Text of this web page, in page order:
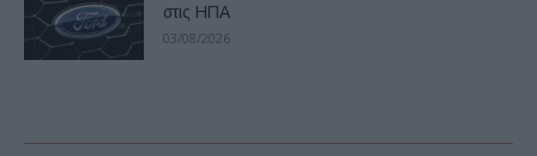
στις ΗΠΑ
03/08/2026